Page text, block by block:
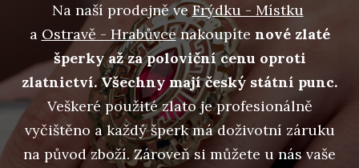
Na naší prodejně veFrýdku - Místku
a Ostravě - Hrabůvcenakoupíte nové zlaté
šperky až za poloviční cenu oproti
zlatnictví. Všechny mají český státní punc.
Veškeré použité zlato je profesionálně
vyčištěno a každý šperk má doživotní záruku
na původ zboží. Zároveň si můžete u nás vaše